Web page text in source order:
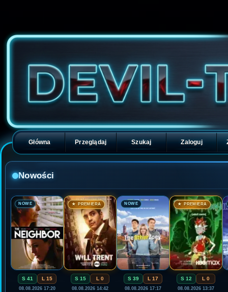
Główna Przeglądaj Szukaj Zaloguj
Nowości
🎬NOWE
S 41 L 15
08.08.2026 17:20
🎬★ PREMIERA
S 15 L 0
08.08.2026 14:42
🎬NOWE
S 39 L 17
08.08.2026 17:17
🎬★ PREMIERA
S 12 L 0
08.08.2026 13:37